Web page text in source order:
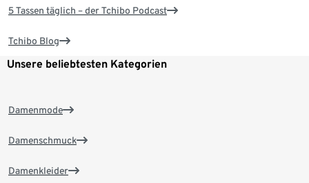
5 Tassen täglich – der Tchibo Podcast
Tchibo Blog
Unsere beliebtesten Kategorien
Damenmode
Damenschmuck
Damenkleider